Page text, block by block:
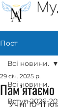
Пост
Всі новини.
Вступ 2026-
Всі новини.
Пам’ятаємо
29 січ. 2025 р.
Учні 10-11